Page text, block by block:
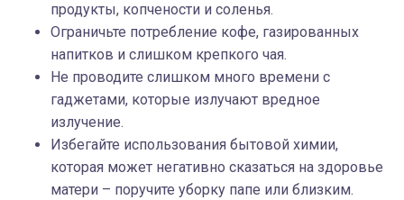
продукты, копчености и соленья.
Ограничьте потребление кофе, газированных
напитков и слишком крепкого чая.
Не проводите слишком много времени с
гаджетами, которые излучают вредное
излучение.
Избегайте использования бытовой химии,
которая может негативно сказаться на здоровье
матери – поручите уборку папе или близким.